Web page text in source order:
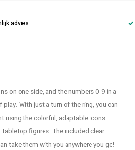
advies
on one side, and the numbers 0-9 in a
With just a turn of the ring, you can
using the colorful, adaptable icons.
tabletop figures. The included clear
take them with you anywhere you go!